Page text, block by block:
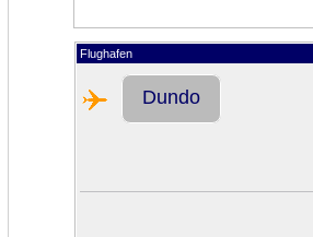
Flughafen
Dundo